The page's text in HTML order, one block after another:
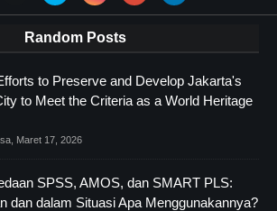
Random Posts
to Preserve and Develop Jakarta's
to Meet the Criteria as a World Heritage
Maret 17, 2026
SPSS, AMOS, dan SMART PLS:
dan dalam Situasi Apa Menggunakannya?